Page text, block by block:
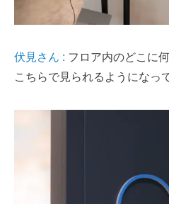
伏見さん : フロア内のどこに
こちらで見られるようになっ